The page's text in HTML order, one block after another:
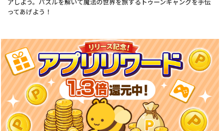
アしよう。パズルを解いて魔法の世界を旅するトゥーンギャングを手伝
ってあげよう！